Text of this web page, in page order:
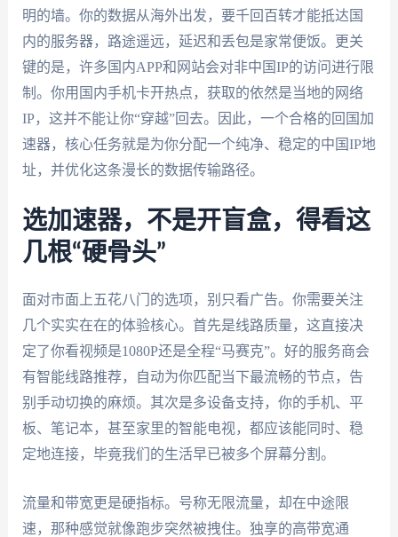
明的墙。你的数据从海外出发，要千回百转才能抵达国
内的服务器，路途遥远，延迟和丢包是家常便饭。更关
键的是，许多国内APP和网站会对非中国IP的访问进行限
制。你用国内手机卡开热点，获取的依然是当地的网络
IP，这并不能让你“穿越”回去。因此，一个合格的回国加
速器，核心任务就是为你分配一个纯净、稳定的中国IP地
址，并优化这条漫长的数据传输路径。
选加速器，不是开盲盒，得看这
几根“硬骨头”
面对市面上五花八门的选项，别只看广告。你需要关注
几个实实在在的体验核心。首先是线路质量，这直接决
定了你看视频是1080P还是全程“马赛克”。好的服务商会
有智能线路推荐，自动为你匹配当下最流畅的节点，告
别手动切换的麻烦。其次是多设备支持，你的手机、平
板、笔记本，甚至家里的智能电视，都应该能同时、稳
定地连接，毕竟我们的生活早已被多个屏幕分割。
流量和带宽更是硬指标。号称无限流量，却在中途限
速，那种感觉就像跑步突然被拽住。独享的高带宽通